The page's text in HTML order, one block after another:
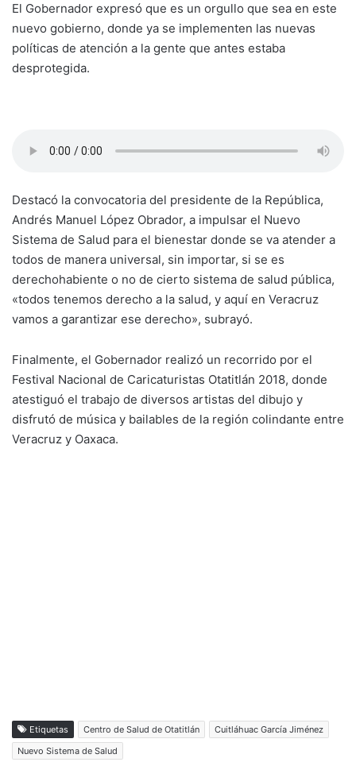
El Gobernador expresó que es un orgullo que sea en este
nuevo gobierno, donde ya se implementen las nuevas
políticas de atención a la gente que antes estaba
desprotegida.
Destacó la convocatoria del presidente de la República,
Andrés Manuel López Obrador, a impulsar el Nuevo
Sistema de Salud para el bienestar donde se va atender a
todos de manera universal, sin importar, si se es
derechohabiente o no de cierto sistema de salud pública,
«todos tenemos derecho a la salud, y aquí en Veracruz
vamos a garantizar ese derecho», subrayó.
Finalmente, el Gobernador realizó un recorrido por el
Festival Nacional de Caricaturistas Otatitlán 2018, donde
atestiguó el trabajo de diversos artistas del dibujo y
disfrutó de música y bailables de la región colindante entre
Veracruz y Oaxaca.
Etiquetas Centro de Salud de Otatitlán
Cuitláhuac García Jiménez
Nuevo Sistema de Salud